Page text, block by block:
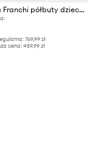
Elisabetta Franchi półbuty dziecięce
769,99 zł
cena:459,99 zł